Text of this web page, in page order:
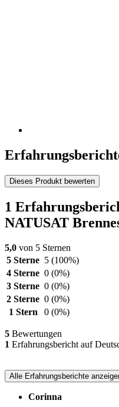
Dieses Produkt bewerten
1
NATUSAT
5,0 von 5 Sternen
5 Sterne 5 (100%)
4 Sterne 0 (0%)
3 Sterne 0 (0%)
2 Sterne 0 (0%)
1 Stern
0 (0%)
5 Bewertungen
1 Erfahrungsbericht auf
Alle Erfahrungsberichte
Corinna